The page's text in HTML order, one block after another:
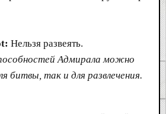
Нельзя развеять.
Адмирала можно
битвы, так и для развлечения.